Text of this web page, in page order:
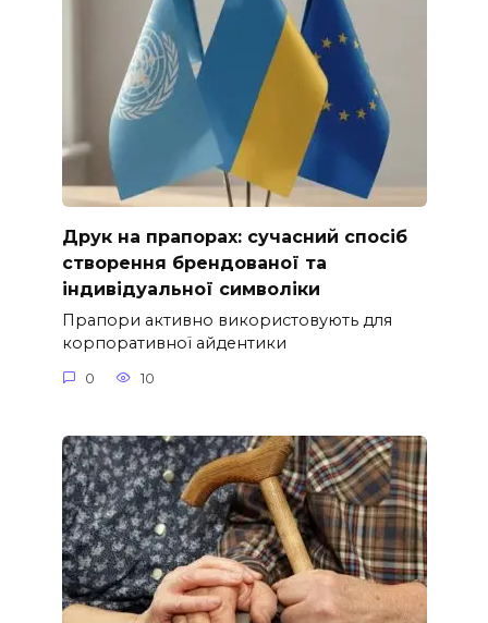
Друк на прапорах: сучасний спосіб
створення брендованої та
індивідуальної символіки
Прапори активно використовують для
корпоративної айдентики
0 10